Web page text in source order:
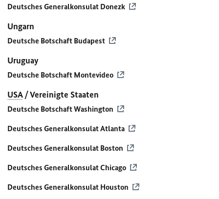
Deutsches Generalkonsulat Donezk
Ungarn
Deutsche Botschaft Budapest
Uruguay
Deutsche Botschaft Montevideo
USA/ Vereinigte Staaten
Deutsche Botschaft Washington
Deutsches Generalkonsulat Atlanta
Deutsches Generalkonsulat Boston
Deutsches Generalkonsulat Chicago
Deutsches Generalkonsulat Houston